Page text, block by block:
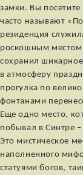
замки. Вы
часто называют
резиденция
роскошным местом
сохранил
в атмосферу
прогулка по
фонтанами
Еще одно место,
побывал в Синтре –
Это мистическое
наполненного
статуями богов,